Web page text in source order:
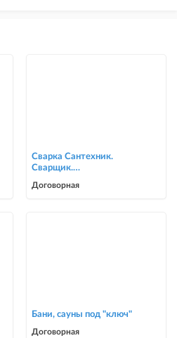
Сварка Сантехник.
Сварщик.
сварочные работы в Биш
Договорная
Бани, сауны под "ключ"
Договорная